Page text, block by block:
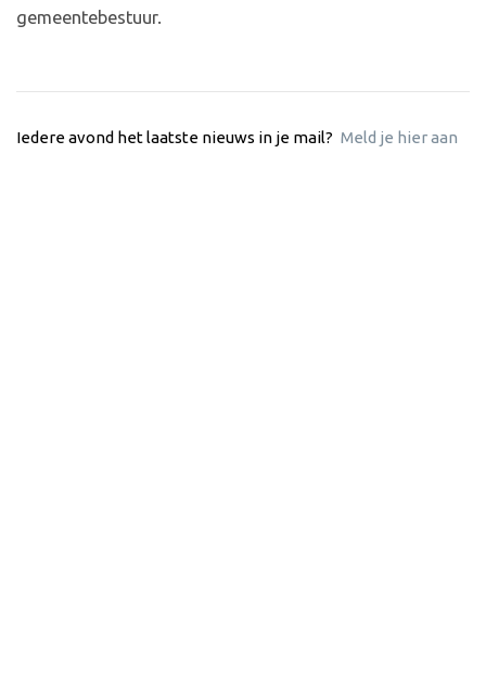
gemeentebestuur.
Iedere avond het laatste nieuws in je mail? Meld je hier aan